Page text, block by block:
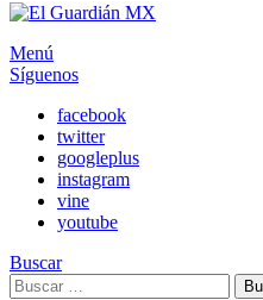
Menú
Síguenos
facebook
twitter
googleplus
instagram
vine
youtube
Buscar
Search